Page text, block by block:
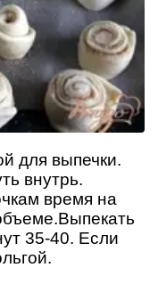
для выпечки.
внутрь.
время на
35-40. Если